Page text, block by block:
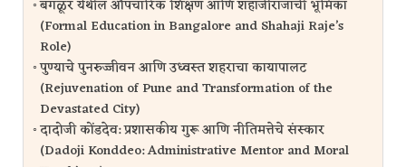
बंगळूर येथील औपचारिक शिक्षण आणि शहाजीराजांची भूमिका
(Formal Education in Bangalore and Shahaji Raje’s
Role)
पुण्याचे पुनरुज्जीवन आणि उध्वस्त शहराचा कायापालट
(Rejuvenation of Pune and Transformation of the
Devastated City)
दादोजी कोंडदेव: प्रशासकीय गुरू आणि नीतिमत्तेचे संस्कार
(Dadoji Konddeo: Administrative Mentor and Moral